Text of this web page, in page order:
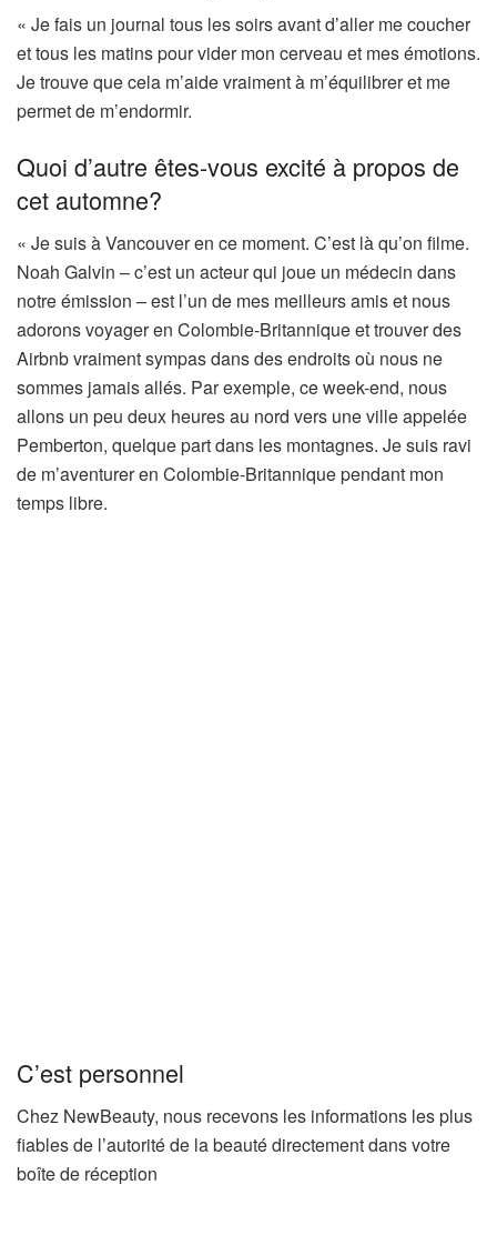
« Je fais un journal tous les soirs avant d’aller me coucher
et tous les matins pour vider mon cerveau et mes émotions.
Je trouve que cela m’aide vraiment à m’équilibrer et me
permet de m’endormir.
Quoi d’autre êtes-vous excité à propos de
cet automne?
« Je suis à Vancouver en ce moment. C’est là qu’on filme.
Noah Galvin – c’est un acteur qui joue un médecin dans
notre émission – est l’un de mes meilleurs amis et nous
adorons voyager en Colombie-Britannique et trouver des
Airbnb vraiment sympas dans des endroits où nous ne
sommes jamais allés. Par exemple, ce week-end, nous
allons un peu deux heures au nord vers une ville appelée
Pemberton, quelque part dans les montagnes. Je suis ravi
de m’aventurer en Colombie-Britannique pendant mon
temps libre.
C’est personnel
Chez NewBeauty, nous recevons les informations les plus
fiables de l’autorité de la beauté directement dans votre
boîte de réception